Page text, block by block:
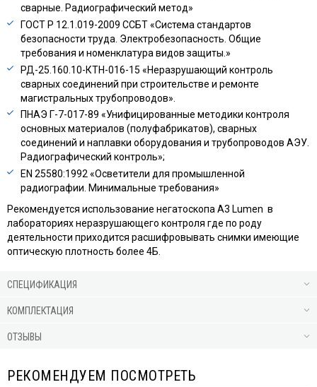
сварные. Радиографический метод»
ГОСТ Р 12.1.019-2009 ССБТ «Система стандартов
безопасности труда. Электробезопасность. Общие
требования и номенклатура видов защиты.»
РД-25.160.10-КТН-016-15 «Неразрушающий контроль
сварных соединений при строительстве и ремонте
магистральных трубопроводов».
ПНАЭ Г-7-017-89 «Унифицированные методики контроля
основных материалов (полуфабрикатов), сварных
соединений и наплавки оборудования и трубопроводов АЭУ.
Радиографический контроль»;
EN 25580:1992 «Осветители для промышленной
радиографии. Минимальные требования»
Рекомендуется использование негатоскопа А3 Lumen в
лабораториях неразрушающего контроля где по роду
деятельности приходится расшифровывать снимки имеющие
оптическую плотность более 4Б.
СПЕЦИФИКАЦИЯ
КОМПЛЕКТАЦИЯ
ОТЗЫВЫ
РЕКОМЕНДУЕМ ПОСМОТРЕТЬ